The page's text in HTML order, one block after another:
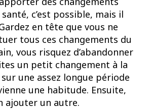
c’est possible, mais il
en tête que vous ne
tous ces changements du
vous risquez d’abandonner
un petit changement à la
une assez longue période
une habitude. Ensuite,
ajouter un autre.